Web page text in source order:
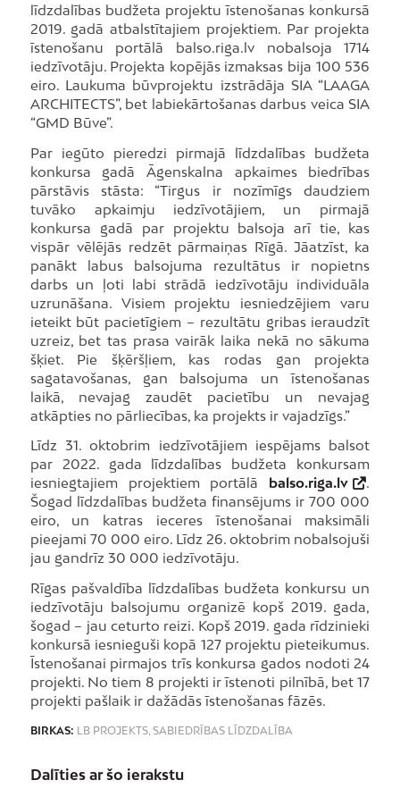
līdzdalības budžeta projektu īstenošanas konkursā
2019. gadā atbalstītajiem projektiem. Par projekta
īstenošanu portālā balso.riga.lv nobalsoja 1714
iedzīvotāju. Projekta kopējās izmaksas bija 100 536
eiro. Laukuma būvprojektu izstrādāja SIA “LAAGA
ARCHITECTS”, bet labiekārtošanas darbus veica SIA
“GMD Būve”.
Par iegūto pieredzi pirmajā līdzdalības budžeta
konkursa gadā Āgenskalna apkaimes biedrības
pārstāvis stāsta: “Tirgus ir nozīmīgs daudziem
tuvāko apkaimju iedzīvotājiem, un pirmajā
konkursa gadā par projektu balsoja arī tie, kas
vispār vēlējās redzēt pārmaiņas Rīgā. Jāatzīst, ka
panākt labus balsojuma rezultātus ir nopietns
darbs un ļoti labi strādā iedzīvotāju individuāla
uzrunāšana. Visiem projektu iesniedzējiem varu
ieteikt būt pacietīgiem – rezultātu gribas ieraudzīt
uzreiz, bet tas prasa vairāk laika nekā no sākuma
šķiet. Pie šķēršļiem, kas rodas gan projekta
sagatavošanas, gan balsojuma un īstenošanas
laikā, nevajag zaudēt pacietību un nevajag
atkāpties no pārliecības, ka projekts ir vajadzīgs.”
Līdz 31. oktobrim iedzīvotājiem iespējams balsot
par 2022. gada līdzdalības budžeta konkursam
iesniegtajiem projektiem portālā balso.riga.lv
.
Šogad līdzdalības budžeta finansējums ir 700 000
eiro, un katras ieceres īstenošanai maksimāli
pieejami 70 000 eiro. Līdz 26. oktobrim nobalsojuši
jau gandrīz 30 000 iedzīvotāju.
Rīgas pašvaldība līdzdalības budžeta konkursu un
iedzīvotāju balsojumu organizē kopš 2019. gada,
šogad – jau ceturto reizi. Kopš 2019. gada rīdzinieki
konkursā iesnieguši kopā 127 projektu pieteikumus.
Īstenošanai pirmajos trīs konkursa gados nodoti 24
projekti. No tiem 8 projekti ir īstenoti pilnībā, bet 17
projekti pašlaik ir dažādās īstenošanas fāzēs.
BIRKAS: LB PROJEKTS, SABIEDRĪBAS LĪDZDALĪBA
Dalīties ar šo ierakstu